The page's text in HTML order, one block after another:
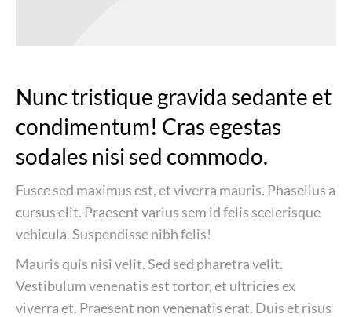
Nunc tristique gravida sedante et
condimentum! Cras egestas
sodales nisi sed commodo.
Fusce sed maximus est, et viverra mauris. Phasellus a
cursus elit. Praesent varius sem id felis scelerisque
vehicula. Suspendisse nibh felis!
Mauris quis nisi velit. Sed sed pharetra velit.
Vestibulum venenatis est tortor, et ultricies ex
viverra et. Praesent non venenatis erat. Duis et risus